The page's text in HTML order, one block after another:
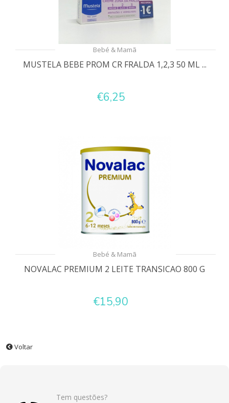
Bebé & Mamã
MUSTELA BEBE PROM CR FRALDA 1,2,3 50 ML ...
€6,25
Bebé & Mamã
NOVALAC PREMIUM 2 LEITE TRANSICAO 800 G
€15,90
Voltar
Tem questões?